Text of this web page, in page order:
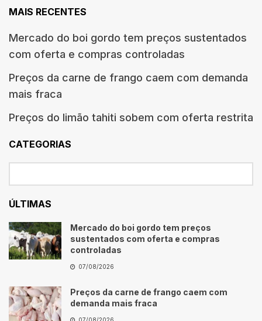
MAIS RECENTES
Mercado do boi gordo tem preços sustentados
com oferta e compras controladas
Preços da carne de frango caem com demanda
mais fraca
Preços do limão tahiti sobem com oferta restrita
CATEGORIAS
ÚLTIMAS
Mercado do boi gordo tem preços
sustentados com oferta e compras
controladas
07/08/2026
Preços da carne de frango caem com
demanda mais fraca